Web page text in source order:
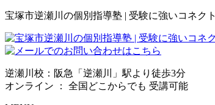
宝塚市逆瀬川の個別指導塾 | 受験に強いコネクト
逆瀬川校：阪急「逆瀬川」駅より徒歩3分
オンライン ： 全国どこからでも 受講可能